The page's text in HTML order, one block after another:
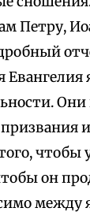
Петру,
призвания
чтобы
он